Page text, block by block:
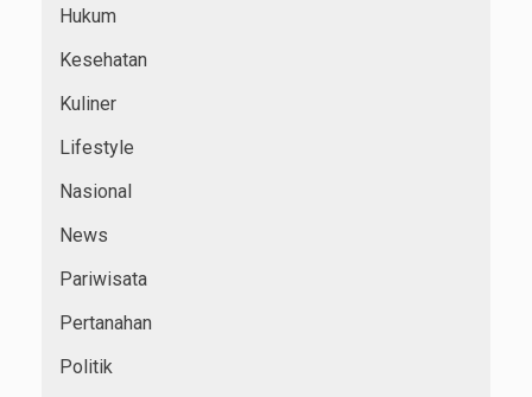
Hukum
Kesehatan
Kuliner
Lifestyle
Nasional
News
Pariwisata
Pertanahan
Politik